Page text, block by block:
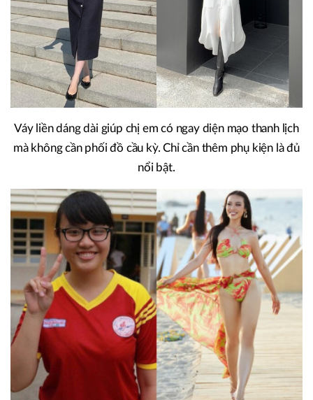
Váy liền dáng dài giúp chị em có ngay diện mạo thanh lịch
mà không cần phối đồ cầu kỳ. Chỉ cần thêm phụ kiện là đủ
nổi bật.